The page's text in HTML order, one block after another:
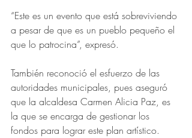
“Este es un evento que está sobreviviendo
a pesar de que es un pueblo pequeño el
que lo patrocina”, expresó.
También reconoció el esfuerzo de las
autoridades municipales, pues aseguró
que la alcaldesa Carmen Alicia Paz, es
la que se encarga de gestionar los
fondos para lograr este plan artístico.